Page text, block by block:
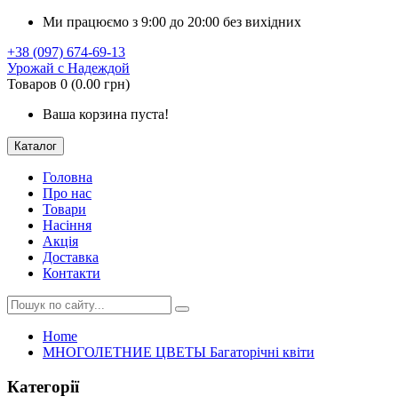
Ми працюємо з 9:00 до 20:00 без вихідних
+38 (097) 674-69-13
Урожай с Надеждой
Товаров 0 (0.00 грн)
Ваша корзина пуста!
Каталог
Головна
Про нас
Товари
Насіння
Акція
Доставка
Контакти
Home
МНОГОЛЕТНИЕ ЦВЕТЫ Багаторічні квіти
Категорії